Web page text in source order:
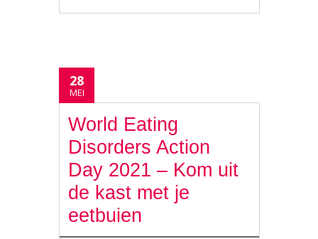
28
MEI
World Eating
Disorders Action
Day 2021 – Kom uit
de kast met je
eetbuien